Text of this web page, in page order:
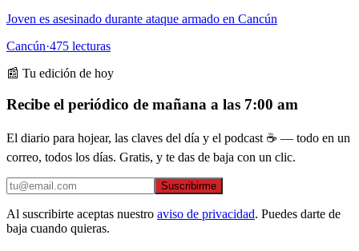
Joven es asesinado durante ataque armado en Cancún
Cancún·475 lecturas
📰 Tu edición de hoy
Recibe el periódico de mañana a las 7:00 am
El diario para hojear, las claves del día y el podcast ☕ — todo en un
correo, todos los días. Gratis, y te das de baja con un clic.
Suscribirme
Al suscribirte aceptas nuestro aviso de privacidad. Puedes darte de
baja cuando quieras.